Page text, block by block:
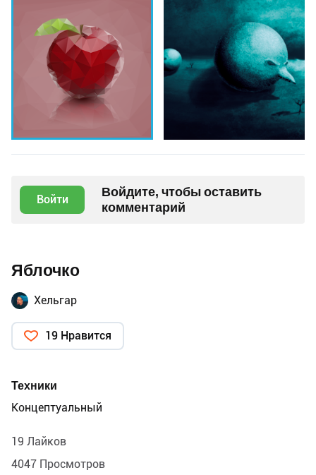
Войти
Войдите, чтобы оставить
комментарий
Яблочко
Хельгар
19 Нравится
Техники
Концептуальный
19 Лайков
4047 Просмотров